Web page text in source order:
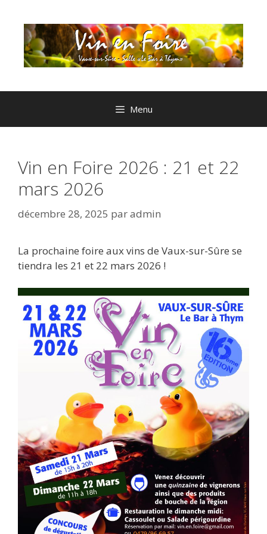
contenu
Menu
Vin en Foire 2026 : 21 et 22
mars 2026
décembre 28, 2025 paradmin
La prochaine foire aux vins de Vaux-sur-Sûre se
tiendra les 21 et 22 mars 2026 !